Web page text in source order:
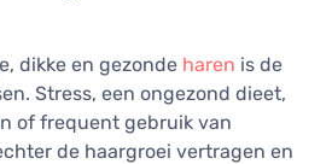
dikke en gezonde haren is de
Stress, een ongezond dieet,
of frequent gebruik van
de haargroei vertragen en